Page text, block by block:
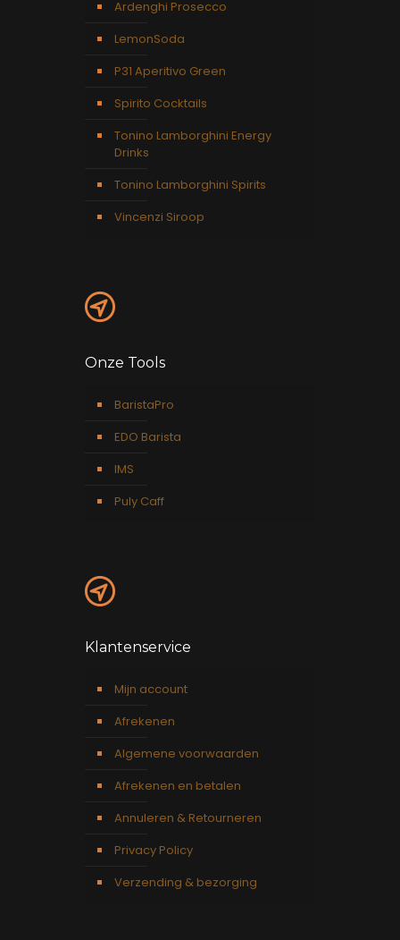
Ardenghi Prosecco
LemonSoda
P31 Aperitivo Green
Spirito Cocktails
Tonino Lamborghini Energy
Drinks
Tonino Lamborghini Spirits
Vincenzi Siroop
Onze Tools
BaristaPro
EDO Barista
IMS
Puly Caff
Klantenservice
Mijn account
Afrekenen
Algemene voorwaarden
Afrekenen en betalen
Annuleren & Retourneren
Privacy Policy
Verzending & bezorging